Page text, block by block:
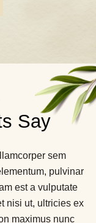
Say
sem
pulvinar
est a vulputate
nisi ut, ultricies ex
maximus nunc
maximus nunc
pulvinar
volutpat nisl, in
lectus sodales,
vehicula non.
maximus nunc
pulvinar
volutpat nisl, in
lectus sodales,
vehicula non.